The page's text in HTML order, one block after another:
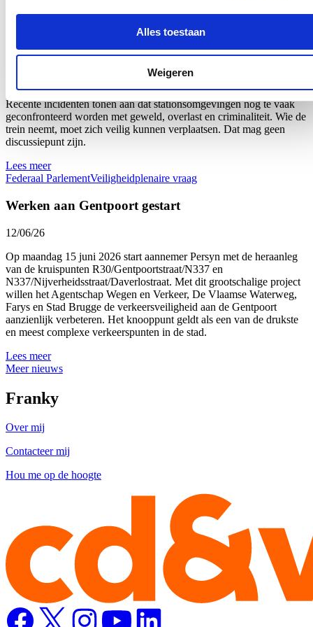
Alles toestaan
Weigeren
Plenaire vraag over de veiligheid van onze stations
18/06/26
Tijdens de plenaire vergadering van de Kamer bracht ik de
veiligheid in en rond onze stations opnieuw onder de aandacht.
Recente incidenten tonen aan dat stationsomgevingen nog te vaak
geconfronteerd worden met geweld, overlast en criminaliteit. Wie de
trein neemt, moet zich veilig kunnen verplaatsen. Dat mag geen
discussiepunt zijn.
Lees meer
Federaal ParlementVeiligheidplenaire vraag
Werken aan Gentpoort gestart
12/06/26
Op maandag 15 juni 2026 start aannemer Persyn met de heraanleg
van de kruispunten R30/Gentpoortstraat/N337 en
N337/Nijverheidsstraat/Daverlostraat. Met dit grootschalige project
willen het Agentschap Wegen en Verkeer, De Vlaamse Waterweg,
Farys en Stad Brugge de verkeersveiligheid aan de Gentpoort
aanzienlijk verbeteren. Het knooppunt geldt als een van de drukste
en meest complexe verkeerspunten in de stad.
Lees meer
Meer nieuws
Franky
Over mij
Contacteer mij
Hou me op de hoogte